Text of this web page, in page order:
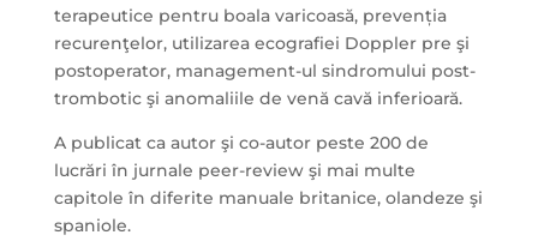
terapeutice pentru boala varicoasă, prevenția
recurenţelor, utilizarea ecografiei Doppler pre şi
postoperator, management-ul sindromului post-
trombotic şi anomaliile de venă cavă inferioară.
A publicat ca autor şi co-autor peste 200 de
lucrări în jurnale peer-review şi mai multe
capitole în diferite manuale britanice, olandeze şi
spaniole.